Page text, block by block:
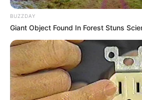
SAÚDE
AME Assis amplia serviços
inovação e atendimento digital
BUZZDAY
Giant Object Found In Forest Stuns